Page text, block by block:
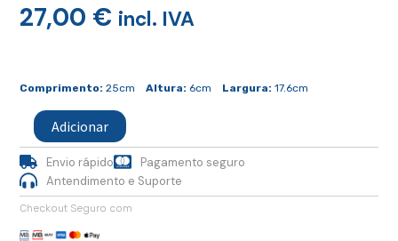
27,00 € incl. IVA
Comprimento: 25cm Altura: 6cm Largura: 17.6cm
Tábua
Cerâmica
FloresAdicionar
Envio rápido
Pagamento seguro
Antendimento e Suporte
Checkout Seguro com